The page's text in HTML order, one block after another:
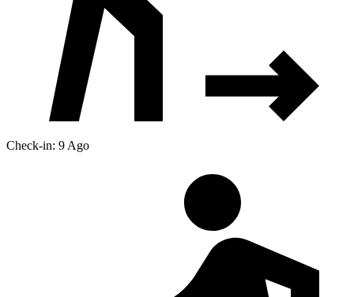
Check-in: 9 Ago